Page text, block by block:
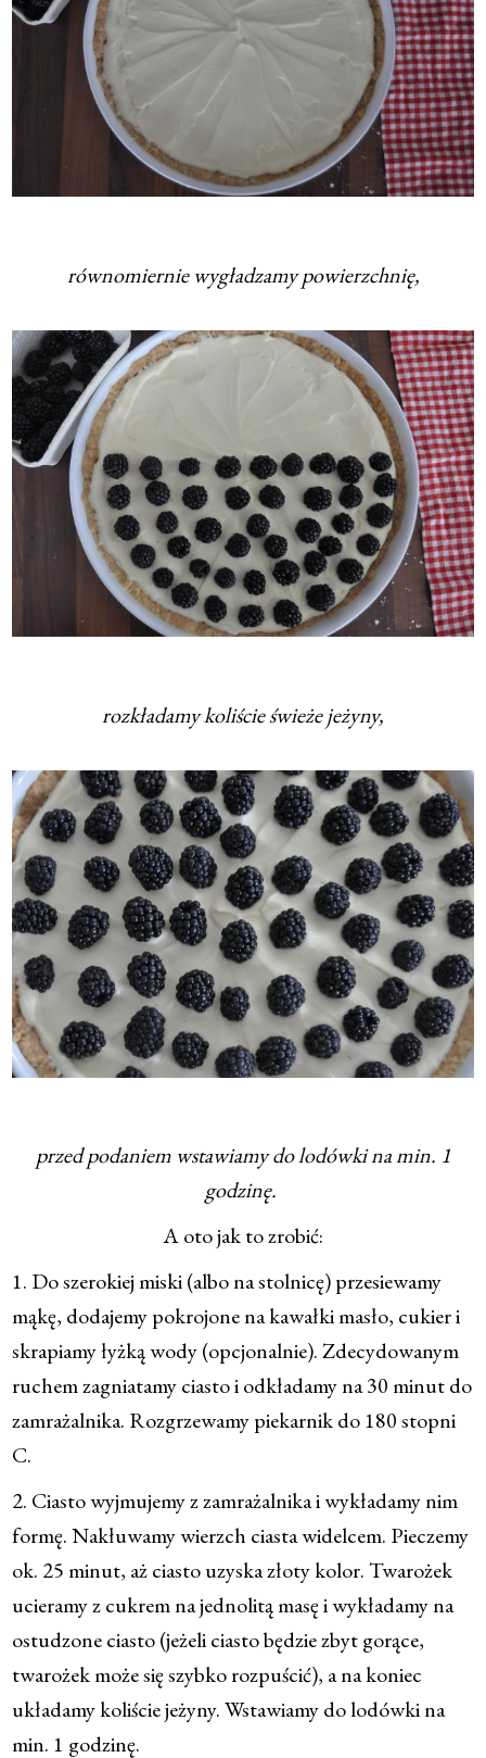
równomiernie wygładzamy powierzchnię,
rozkładamy koliście świeże jeżyny,
przed podaniem wstawiamy do lodówki na min. 1
godzinę.
A oto jak to zrobić:
1. Do szerokiej miski (albo na stolnicę) przesiewamy
mąkę, dodajemy pokrojone na kawałki masło, cukier i
skrapiamy łyżką wody (opcjonalnie). Zdecydowanym
ruchem zagniatamy ciasto i odkładamy na 30 minut do
zamrażalnika. Rozgrzewamy piekarnik do 180 stopni
C.
2. Ciasto wyjmujemy z zamrażalnika i wykładamy nim
formę. Nakłuwamy wierzch ciasta widelcem. Pieczemy
ok. 25 minut, aż ciasto uzyska złoty kolor. Twarożek
ucieramy z cukrem na jednolitą masę i wykładamy na
ostudzone ciasto (jeżeli ciasto będzie zbyt gorące,
twarożek może się szybko rozpuścić), a na koniec
układamy koliście jeżyny. Wstawiamy do lodówki na
min. 1 godzinę.